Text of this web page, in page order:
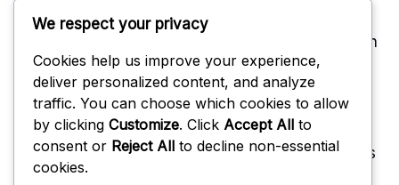
Ein übermäßiges Engagement auf einer Seite kann
das Gleichgewicht eines Spielers erheblich
beeinträchtigen, was es schwierig macht, auf
unerwartete Spielzüge zu reagieren. Wenn ein
Spieler zu weit in eine Richtung lehnt, wird er
anfällig für schnelle Änderungen der Flugbahn des
Balls. Dies kann zu verpassten Gelegenheiten für
We respect your privacy
Cookies help us improve your experience,
deliver personalized content, and analyze
traffic. You can choose which cookies to allow
by clicking Customize. Click Accept All to
consent or Reject All to decline non-essential
cookies.